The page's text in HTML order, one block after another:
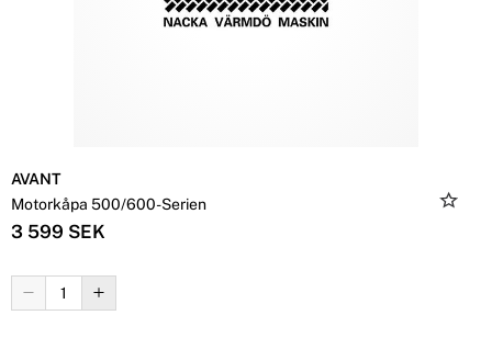
AVANT
Motorkåpa 500/600-Serien
3 599 SEK